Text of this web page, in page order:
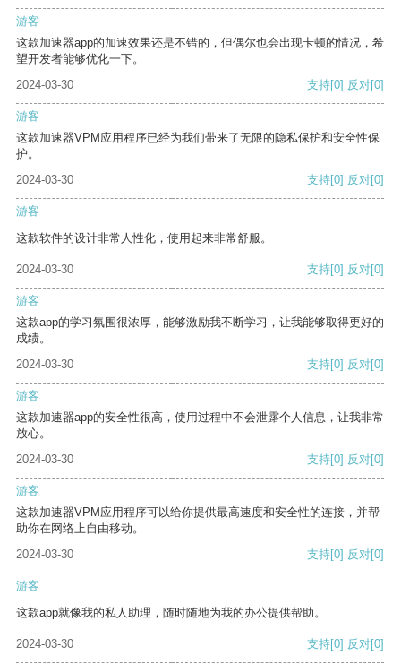
游客
这款加速器app的加速效果还是不错的，但偶尔也会出现卡顿的情况，希
望开发者能够优化一下。
2024-03-30
支持[0] 反对[0]
游客
这款加速器VPM应用程序已经为我们带来了无限的隐私保护和安全性保
护。
2024-03-30
支持[0] 反对[0]
游客
这款软件的设计非常人性化，使用起来非常舒服。
2024-03-30 支持[0] 反对[0]
游客
这款app的学习氛围很浓厚，能够激励我不断学习，让我能够取得更好的
成绩。
2024-03-30
支持[0] 反对[0]
游客
这款加速器app的安全性很高，使用过程中不会泄露个人信息，让我非常
放心。
2024-03-30
支持[0] 反对[0]
游客
这款加速器VPM应用程序可以给你提供最高速度和安全性的连接，并帮
助你在网络上自由移动。
2024-03-30
支持[0] 反对[0]
游客
这款app就像我的私人助理，随时随地为我的办公提供帮助。
2024-03-30 支持[0] 反对[0]